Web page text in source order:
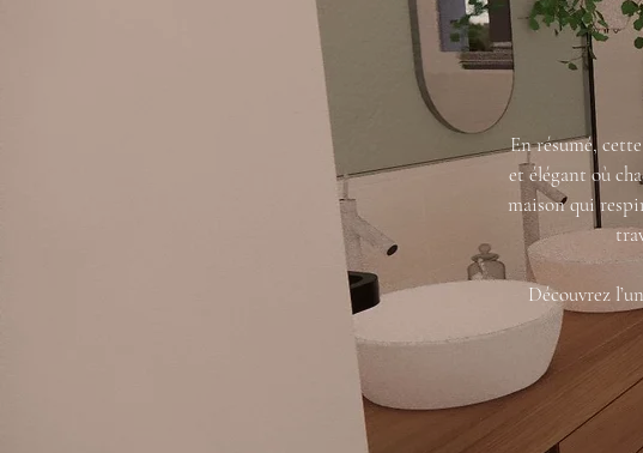
En résumé,
et élégant où
maison qui
Découvrez